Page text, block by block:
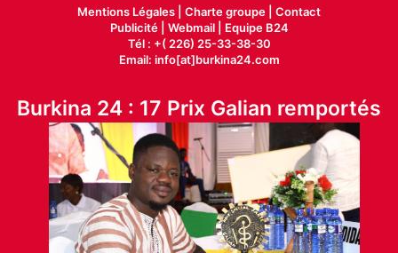
Mentions Légales | Charte groupe | Contact
Publicité| Webmail |
Equipe B24
Tél : +( 226) 25-33-38-30
Email: info[at]burkina24.com
Burkina 24 : 17 Prix Galian remportés